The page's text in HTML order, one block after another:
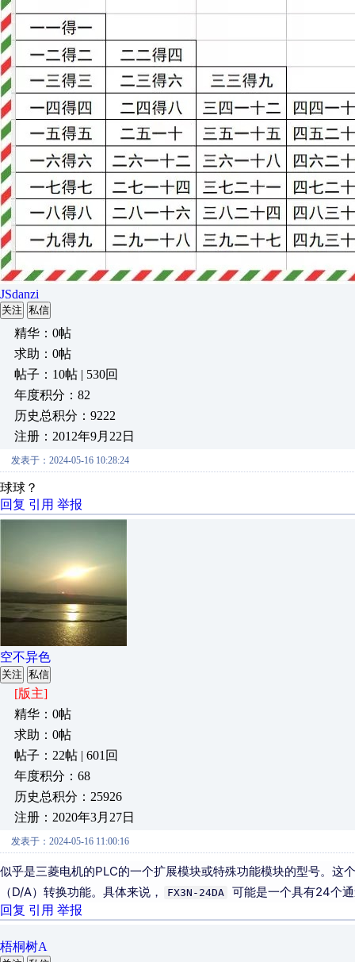
JSdanzi
关注 私信
精华：0帖
求助：0帖
帖子：10帖 | 530回
年度积分：82
历史总积分：9222
注册：2012年9月22日
发表于：2024-05-16 10:28:24
球球？
回复 引用 举报
空不异色
关注 私信
[版主]
精华：0帖
求助：0帖
帖子：22帖 | 601回
年度积分：68
历史总积分：25926
注册：2020年3月27日
发表于：2024-05-16 11:00:16
似乎是三菱电机的PLC的一个扩展模块或特殊功能模块的型号。这
（D/A）转换功能。具体来说，
FX3N-24DA 可能是一个具有24个
回复 引用 举报
梧桐树A